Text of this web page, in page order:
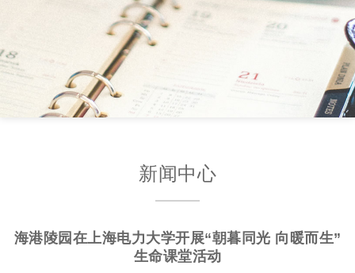
新闻中心
海港陵园在上海电力大学开展“朝暮同光 向暖而生”
生命课堂活动